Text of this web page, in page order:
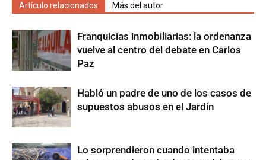
Artículo relacionados Más del autor
Franquicias inmobiliarias: la ordenanza
vuelve al centro del debate en Carlos
Paz
Habló un padre de uno de los casos de
supuestos abusos en el Jardín
Lo sorprendieron cuando intentaba